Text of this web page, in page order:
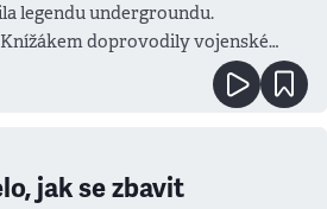
legendu undergroundu.
doprovodily vojenské
jak se zbavit